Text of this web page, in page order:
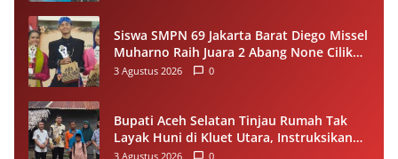
Siswa SMPN 69 Jakarta Barat Diego Missel
Muharno Raih Juara 2 Abang None Cilik
dan Remaja Kencur 2026
3 Agustus 2026 0
Bupati Aceh Selatan Tinjau Rumah Tak
Layak Huni di Kluet Utara, Instruksikan
Masuk Program Bantuan Rumah 2027
3 Agustus 2026 0